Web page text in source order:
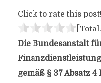
Click to rate this post!
[Total:
Die Bundesanstalt
gemäß § 37 Absatz